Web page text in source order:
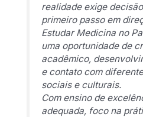
realidade exige
primeiro passo em
Estudar Medicina no
uma oportunidade de
acadêmico,
e contato com
sociais e culturais.
Com ensino de
adequada, foco na